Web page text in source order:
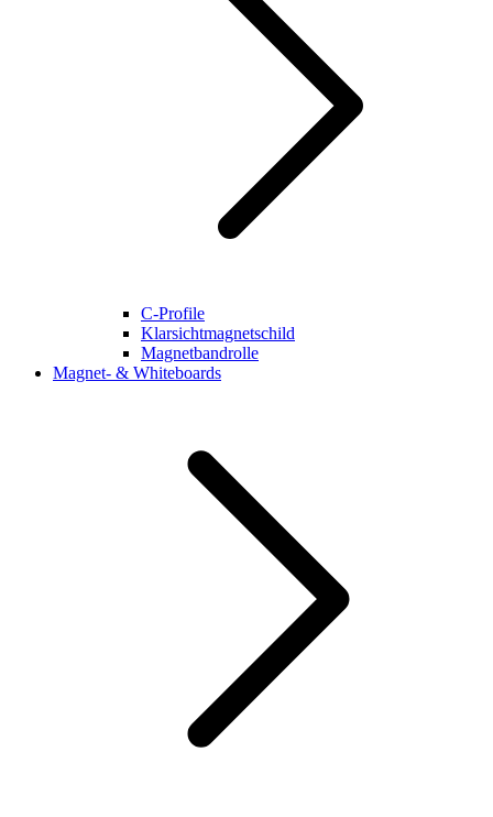
C-Profile
Klarsichtmagnetschild
Magnetbandrolle
Magnet- & Whiteboards